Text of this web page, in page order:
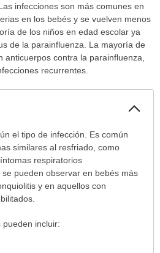
infecciones son más comunes en
en los bebés y se vuelven menos
de los niños en edad escolar ya
de la parainfluenza. La mayoría de
anticuerpos contra la parainfluenza,
recurrentes.
el tipo de infección. Es común
similares al resfriado, como
respiratorios
pueden observar en bebés más
y en aquellos con
pueden incluir: